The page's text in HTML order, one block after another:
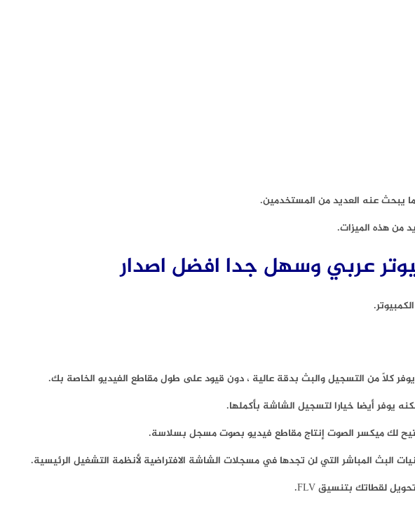
يبحث عنه العديد من المستخدمين.
من هذه الميزات.
عربي وسهل جدا افضل اصدار
يوفر أيضا خيارا لتسجيل الشاشة بأكملها.
لك ميكسر الصوت إنتاج مقاطع فيديو بصوت مسجل بسلاسة.